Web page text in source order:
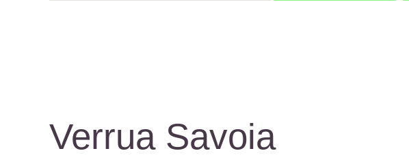
Verrua Savoia